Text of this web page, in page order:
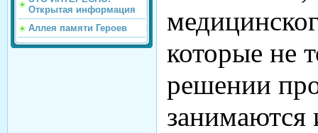
Открытая информация
Аллея памяти Героев
которые не
решении
занимаются